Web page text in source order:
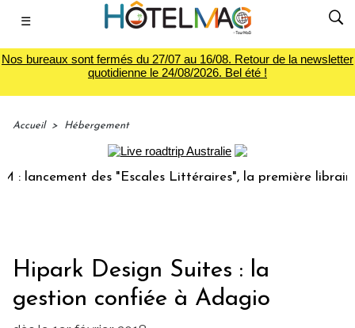
☰
Nos bureaux sont fermés du 27/07 au 16/08. Retour de la newsletter
quotidienne le 24/08/2026. Bel été !
Accueil > Hébergement
des "Escales Littéraires", la première librairie du
Hipark Design Suites : la
gestion confiée à Adagio